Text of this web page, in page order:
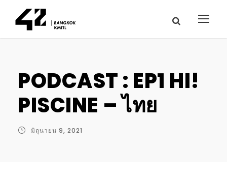
PODCAST : EP1 HI!
PISCINE – ไทย
มิถุนายน 9, 2021